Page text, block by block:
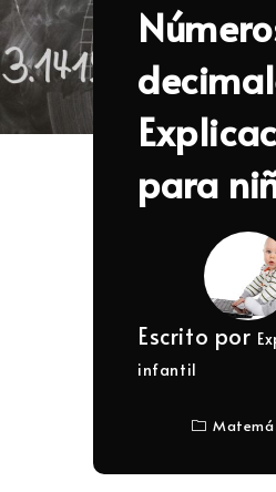
para
Escrito por
infantil